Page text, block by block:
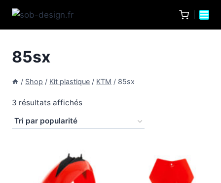
85sx
/ Shop / Kit plastique / KTM / 85sx
3 résultats affichés